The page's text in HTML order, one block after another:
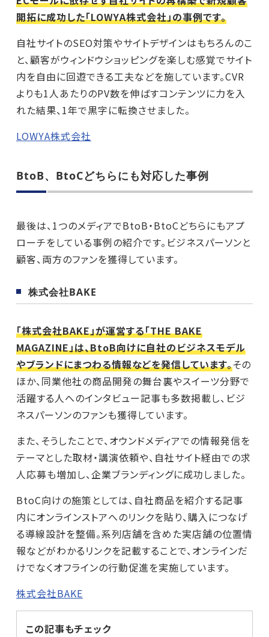
開拓に成功した「LOWYA株式会社」の事例です。
自社サイトのSEO対策やサイトデザインはもちろんのこ
と、顧客がウィンドウショッピングを楽しむ感覚でサイト
内を自由に回遊できる工夫などを施しています。CVR
よりも1人あたりのPV数を伸ばすコンテンツに力を入
れた結果、1年で黒字に転換させました。
LOWYA株式会社
BtoB、BtoCどちらにも対応した事例
最後は、1つのメディアでBtoB・BtoCどちらにもアプ
ローチをしている事例の紹介です。ビジネスパーソンと
顧客、両方のファンを獲得しています。
株式会社BAKE
「株式会社BAKE」が運営する「THE BAKE
MAGAZINE」は、BtoB向けに自社のビジネスモデル
やブランドにまつわる情報などを発信しています。その
ほか、同業他社の商品開発の舞台裏やスイーツ分野で
活躍する人へのインタビュー記事も多数掲載し、ビジ
ネスパーソンのファンも獲得しています。
また、そうしたことで、オウンドメディアでの情報発信を
テーマとした取材・講演依頼や、自社サイト経由での求
人応募も増加し、企業ブランディングに成功しました。
BtoC向けの施策としては、自社商品を紹介する記事
内にオンラインストアへのリンクを貼り、購入につなげ
る導線設計を整備。系列店舗を含めた実店舗の位置情
報などがわかるリンクを記載することで、オンラインだ
けでなくオフラインの行動促進を実施しています。
株式会社BAKE
この記事もチェック